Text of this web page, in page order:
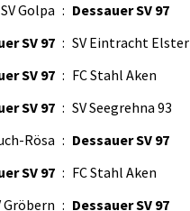
SV Golpa : Dessauer SV 97
SV 97 : SV Eintracht Elster
SV 97 : FC Stahl Aken
SV 97 : SV Seegrehna 93
Rösa : Dessauer SV 97
SV 97 : FC Stahl Aken
Gröbern : Dessauer SV 97